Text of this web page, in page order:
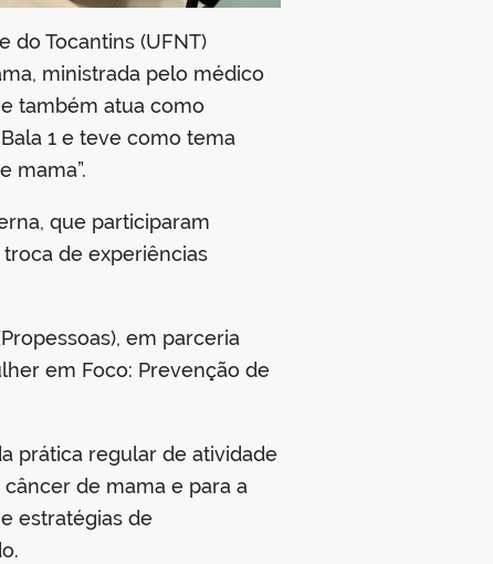
do Tocantins (UFNT)
ministrada pelo médico
também atua como
1 e teve como tema
mama”.
que participaram
de experiências
em parceria
em Foco: Prevenção de
prática regular de atividade
de mama e para a
estratégias de